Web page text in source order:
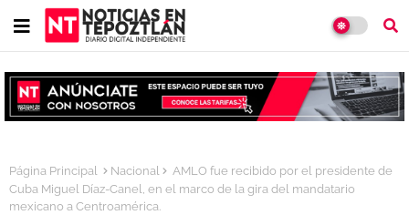
Página Principal Nacional
AMLO fue recibido por el presidente de
Cuba Miguel Díaz-Canel, en el marco de la gira del mandatario
mexicano a Centroamérica.